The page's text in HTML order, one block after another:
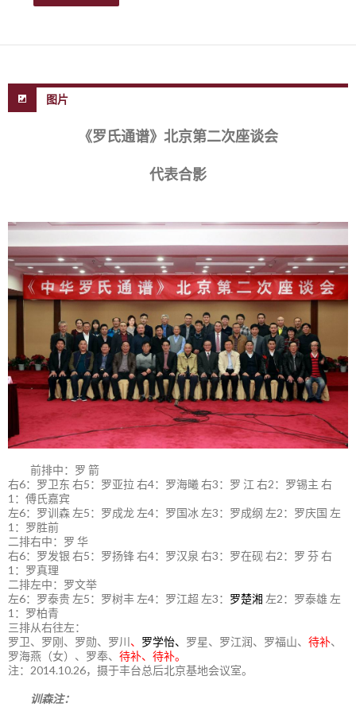
图片
《罗氏通谱》北京第二次座谈会
代表合影
前排中：罗 箭
右6：罗卫东 右5：罗亚拉 右4：罗海曦 右3：罗 江 右2：罗锡主 右
1：傅氏嘉宾
左6：罗训森 左5：罗成龙 左4：罗国冰 左3：罗成纲 左2：罗庆国 左
1：罗胜前
二排右中：罗 华
右6：罗发银 右5：罗扬锋 右4：罗汉泉 右3：罗在砚 右2：罗 芬 右
1：罗真理
二排左中：罗文举
左6：罗泰贵 左5：罗树丰 左4：罗江超 左3： 罗楚湘 左2：罗泰雄 左
1：罗柏青
三排从右往左：
罗卫、罗刚、罗勋、罗川 、 罗学怡、 罗星、罗江润、罗福山、 待补、
罗海燕（女）、罗奉、 待补、待补。
注：2014.10.26，摄于丰台总后北京基地会议室。
训森注：